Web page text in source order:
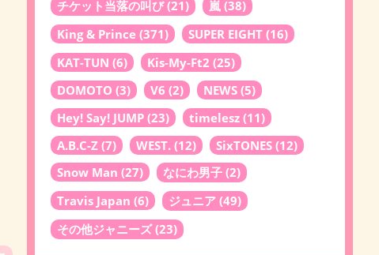
チケット当落の叫び(21) 嵐 (38)
King & Prince (371) SUPER EIGHT (16)
KAT-TUN (6) Kis-My-Ft2 (25)
DOMOTO (3) V6 (2) NEWS (5)
Hey! Say! JUMP (23) timelesz (11)
A.B.C-Z (7) WEST. (12) SixTONES (12)
Snow Man (27) なにわ男子 (2)
Travis Japan (6) ジュニア (49)
その他ジャニーズ(23)